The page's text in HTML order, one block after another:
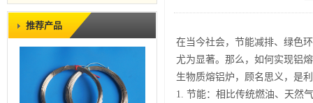
推荐产品
在当今社会，节能减排、绿色
尤为显著。那么，如何实现铝
生物质熔铝炉，顾名思义，是
1. 节能：相比传统燃油、天然